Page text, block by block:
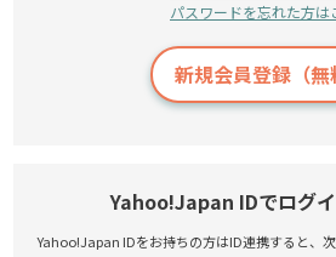
パスワードを忘れた方は
新規会員登録（無
Yahoo!Japan IDでログ
Yahoo!Japan IDをお持ちの方はID連携すると、